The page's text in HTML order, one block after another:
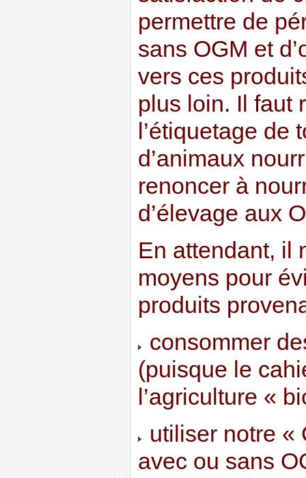
permettre de
sans OGM et
vers ces
plus loin. Il faut
l’étiquetage de
d’animaux
renoncer à
d’élevage aux
En attendant, il
moyens pour
produits
consommer
(puisque le
l’agriculture «
utiliser notre «
avec ou sans